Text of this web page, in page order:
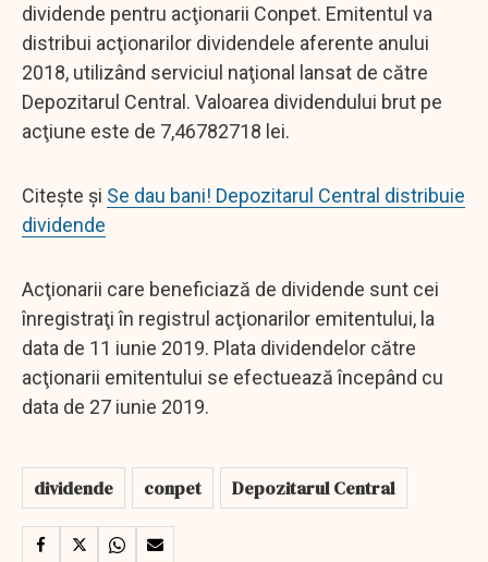
dividende pentru acţionarii Conpet. Emitentul va
distribui acţionarilor dividendele aferente anului
2018, utilizând serviciul naţional lansat de către
Depozitarul Central. Valoarea dividendului brut pe
acţiune este de 7,46782718 lei.
Citește și Se dau bani! Depozitarul Central distribuie
dividende
Acţionarii care beneficiază de dividende sunt cei
înregistraţi în registrul acţionarilor emitentului, la
data de 11 iunie 2019. Plata dividendelor către
acţionarii emitentului se efectuează începând cu
data de 27 iunie 2019.
dividende conpet Depozitarul Central